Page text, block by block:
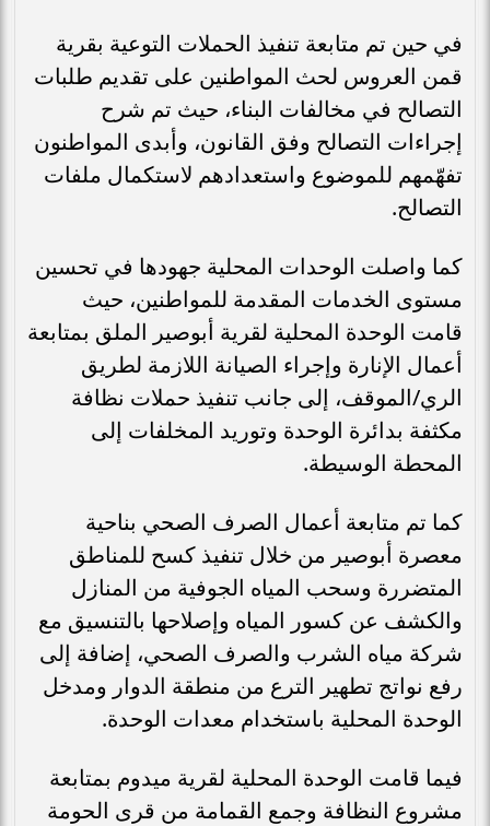
في حين تم متابعة تنفيذ الحملات التوعية بقرية
قمن العروس لحث المواطنين على تقديم طلبات
التصالح في مخالفات البناء، حيث تم شرح
إجراءات التصالح وفق القانون، وأبدى المواطنون
تفهّمهم للموضوع واستعدادهم لاستكمال ملفات
التصالح.
كما واصلت الوحدات المحلية جهودها في تحسين
مستوى الخدمات المقدمة للمواطنين، حيث
قامت الوحدة المحلية لقرية أبوصير الملق بمتابعة
أعمال الإنارة وإجراء الصيانة اللازمة لطريق
الري/الموقف، إلى جانب تنفيذ حملات نظافة
مكثفة بدائرة الوحدة وتوريد المخلفات إلى
المحطة الوسيطة.
كما تم متابعة أعمال الصرف الصحي بناحية
معصرة أبوصير من خلال تنفيذ كسح للمناطق
المتضررة وسحب المياه الجوفية من المنازل
والكشف عن كسور المياه وإصلاحها بالتنسيق مع
شركة مياه الشرب والصرف الصحي، إضافة إلى
رفع نواتج تطهير الترع من منطقة الدوار ومدخل
الوحدة المحلية باستخدام معدات الوحدة.
فيما قامت الوحدة المحلية لقرية ميدوم بمتابعة
مشروع النظافة وجمع القمامة من قرى الحومة